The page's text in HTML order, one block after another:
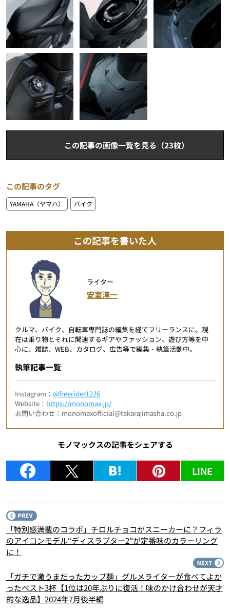
この記事の画像一覧を見る（23枚）
この記事のタグ
YAMAHA（ヤマハ） バイク
この記事を書いた人
ライター
安室淳一
クルマ、バイク、自転車専門誌の編集を経てフリーランスに。現
在は乗り物とそれに関連するギアやファッション、遊び方等を中
心に、雑誌、WEB、カタログ、広告等で編集・執筆活動中。
執筆記事一覧
Instagram：@freerider1226
Website： https://monomax.jp/
お問い合わせ：monomaxofficial@takarajimasha.co.jp
モノマックスの記事をシェアする
LINE
「特別感満載のコラボ」チロルチョコがスニーカーに？フィラ
のアイコンモデル“ディスラプター2”が定番味のカラーリング
に！
「ガチで激うまだったカップ麺」グルメライターが食べてよか
ったベスト3杯【1位は20年ぶりに復活！味のかけ合わせが天才
的な逸品】2024年7月後半編